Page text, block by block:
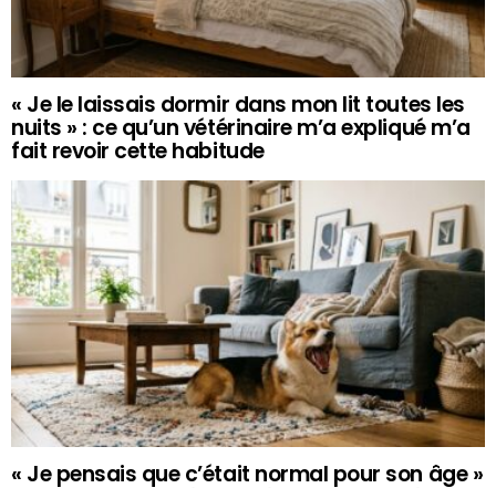
« Je le laissais dormir dans mon lit toutes les
nuits » : ce qu’un vétérinaire m’a expliqué m’a
fait revoir cette habitude
« Je pensais que c’était normal pour son âge »